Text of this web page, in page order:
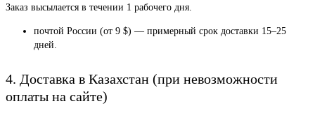
Заказ высылается в течении 1 рабочего дня.
почтой России (от 9 $) — примерный срок доставки 15–25
дней.
4. Доставка в Казахстан (при невозможности
оплаты на сайте)